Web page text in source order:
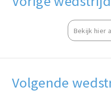
Bekijk hier
Volgende